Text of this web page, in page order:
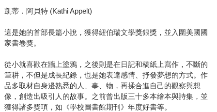
凱蒂．阿貝特 (Kathi Appelt)
這是她的首部長篇小說，獲得紐伯瑞文學獎銀獎，並入圍美國國
家書卷獎。
從小就喜歡在牆上塗鴉，之後則是在日記和稿紙上寫作，不斷的
筆耕，不但是成長紀錄，也是她表達感情、抒發夢想的方式。作
品多取材自身邊熟悉的人、事、物，再揉合進自己的觀察與想
像，創造出吸引人的故事。之前曾出版三十多本繪本與詩集，並
獲得諸多獎項，如《學校圖書館期刊》年度好書等。